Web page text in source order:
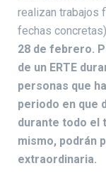
realizan trabajos
fechas concretas)
28 de febrero.
de un ERTE
personas que
periodo en que
durante todo el
mismo, podrán
extraordinaria.